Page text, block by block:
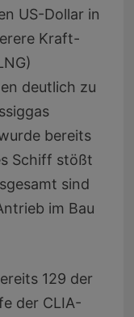
US-Dollar in
Kraft-
deutlich zu
bereits
Schiff stößt
sind
im Bau
129 der
der CLIA-